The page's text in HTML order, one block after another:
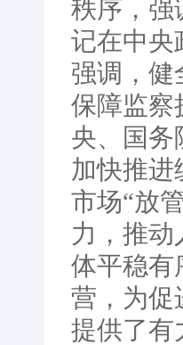
秩序，强
记在中央
强调，健
保障监察
央、国务
加快推
市场“放
力，推
体平稳有
营，为促
提供了有